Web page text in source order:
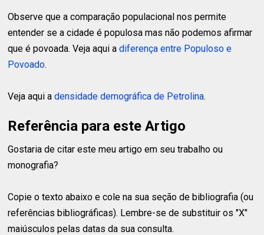
Observe que a comparação populacional nos permite
entender se a cidade é populosa mas não podemos afirmar
que é povoada. Veja aqui adiferença entre Populoso e
Povoado.
Veja aqui adensidade demográfica de Petrolina.
Referência para este Artigo
Gostaria de citar este meu artigo em seu trabalho ou
monografia?
Copie o texto abaixo e cole na sua seção de bibliografia (ou
referências bibliográficas). Lembre-se de substituir os "X"
maiúsculos pelas datas da sua consulta.